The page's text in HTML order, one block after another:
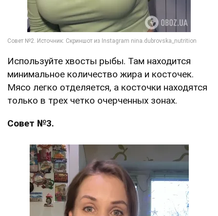
Используйте хвосты рыбы. Там находится
минимальное количество жира и косточек.
Мясо легко отделяется, а косточки находятся
только в трех четко очерченных зонах.
Совет №3.